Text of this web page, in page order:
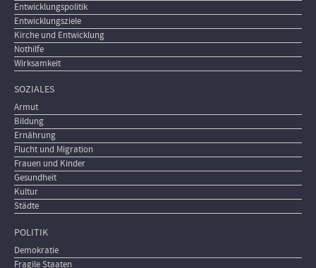
Entwicklungspolitik
Entwicklungsziele
Kirche und Entwicklung
Nothilfe
Wirksamkeit
SOZIALES
Armut
Bildung
Ernährung
Flucht und Migration
Frauen und Kinder
Gesundheit
Kultur
Städte
POLITIK
Demokratie
Fragile Staaten